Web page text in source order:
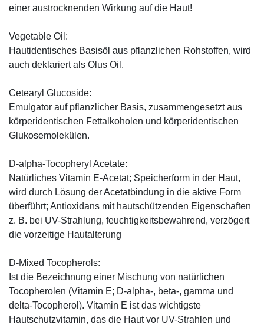
einer austrocknenden Wirkung auf die Haut!
Vegetable Oil:
Hautidentisches Basisöl aus pflanzlichen Rohstoffen, wird
auch deklariert als Olus Oil.
Cetearyl Glucoside:
Emulgator auf pflanzlicher Basis, zusammengesetzt aus
körperidentischen Fettalkoholen und körperidentischen
Glukosemolekülen.
D-alpha-Tocopheryl Acetate:
Natürliches Vitamin E-Acetat; Speicherform in der Haut,
wird durch Lösung der Acetatbindung in die aktive Form
überführt; Antioxidans mit hautschützenden Eigenschaften
z. B. bei UV-Strahlung, feuchtigkeitsbewahrend, verzögert
die vorzeitige Hautalterung
D-Mixed Tocopherols:
Ist die Bezeichnung einer Mischung von natürlichen
Tocopherolen (Vitamin E; D-alpha-, beta-, gamma und
delta-Tocopherol). Vitamin E ist das wichtigste
Hautschutzvitamin, das die Haut vor UV-Strahlen und